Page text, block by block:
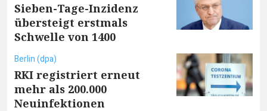
Sieben-Tage-Inzidenz
übersteigt erstmals
Schwelle von 1400
Berlin (dpa)
RKI registriert erneut
mehr als 200.000
Neuinfektionen